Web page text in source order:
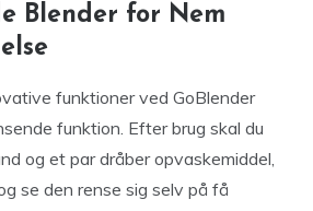
Blender for Nem
funktioner ved GoBlender
funktion. Efter brug skal du
og et par dråber opvaskemiddel,
se den rense sig selv på få